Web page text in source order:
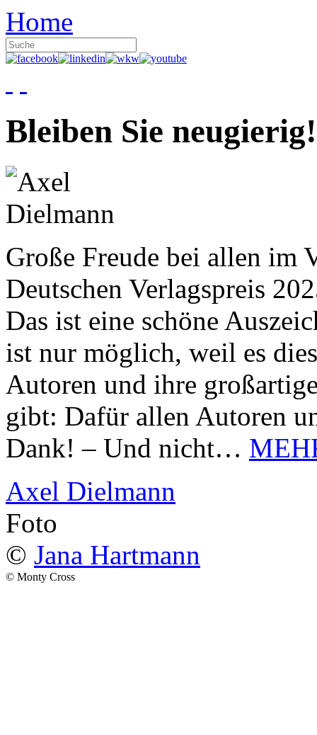
Home
Bleiben Sie neugierig!
Große Freude bei allen im
Deutschen Verlagspreis
Das ist eine schöne
ist nur möglich, weil es
Autoren und ihre
gibt: Dafür allen Autoren
Dank! – Und nicht…
Axel Dielmann
Foto
© Jana Hartmann
© Monty Cross